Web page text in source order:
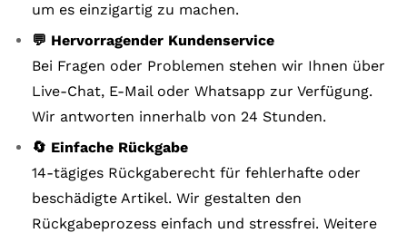
um es einzigartig zu machen.
💬 Hervorragender Kundenservice
Bei Fragen oder Problemen stehen wir Ihnen über
Live-Chat, E-Mail oder Whatsapp zur Verfügung.
Wir antworten innerhalb von 24 Stunden.
🔄 Einfache Rückgabe
14-tägiges Rückgaberecht für fehlerhafte oder
beschädigte Artikel. Wir gestalten den
Rückgabeprozess einfach und stressfrei. Weitere